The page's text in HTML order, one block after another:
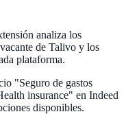
analiza los
de Talivo y los
plataforma.
"Seguro de gastos
insurance" en Indeed
disponibles.